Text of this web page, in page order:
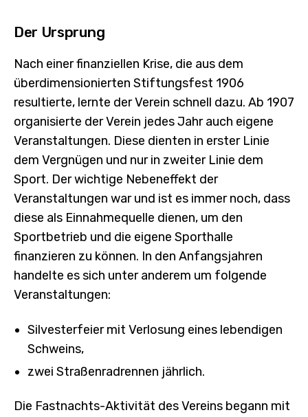
Der Ursprung
Nach einer finanziellen Krise, die aus dem
überdimensionierten Stiftungsfest 1906
resultierte, lernte der Verein schnell dazu. Ab 1907
organisierte der Verein jedes Jahr auch eigene
Veranstaltungen. Diese dienten in erster Linie
dem Vergnügen und nur in zweiter Linie dem
Sport. Der wichtige Nebeneffekt der
Veranstaltungen war und ist es immer noch, dass
diese als Einnahmequelle dienen, um den
Sportbetrieb und die eigene Sporthalle
finanzieren zu können. In den Anfangsjahren
handelte es sich unter anderem um folgende
Veranstaltungen:
Silvesterfeier mit Verlosung eines lebendigen
Schweins,
zwei Straßenradrennen jährlich.
Die Fastnachts-Aktivität des Vereins begann mit